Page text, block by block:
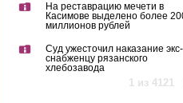
На реставрацию мечети в
Касимове выделено более
миллионов рублей
Суд ужесточил наказание экс-
снабженцу рязанского
хлебозавода
1 из 4121